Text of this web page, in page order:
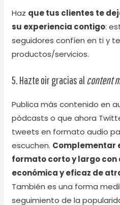
Haz que tus clientes te
su experiencia contigo:
seguidores confíen en ti y
productos/servicios.
5. Hazte oir gracias al content
Publica más contenido en
pódcasts o que ahora
tweets en formato audio
escuchen. Complementar
formato corto y largo con
económica y eficaz de
También es una forma
seguimiento de la